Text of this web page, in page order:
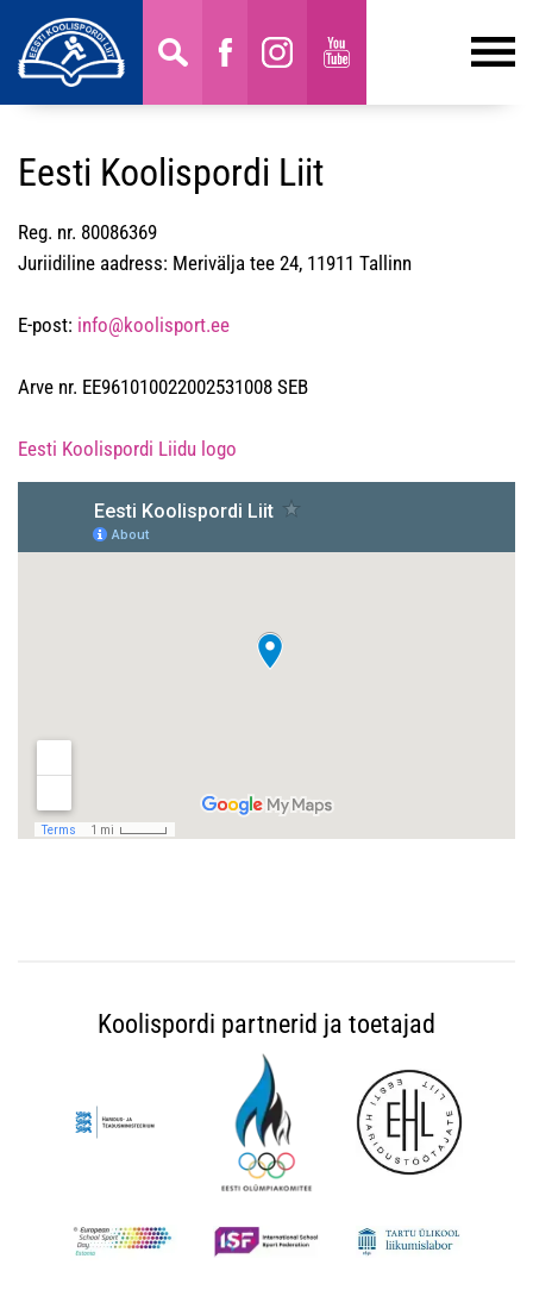
Eesti Koolispordi Liit
Reg. nr. 80086369
Juriidiline aadress: Merivälja tee 24, 11911 Tallinn
E-post: info@koolisport.ee
Arve nr. EE961010022002531008 SEB
Eesti Koolispordi Liidu logo
Koolispordi partnerid ja toetajad